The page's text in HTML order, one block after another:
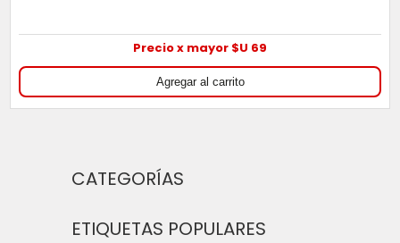
Precio x mayor $U 69
CATEGORÍAS
ETIQUETAS POPULARES